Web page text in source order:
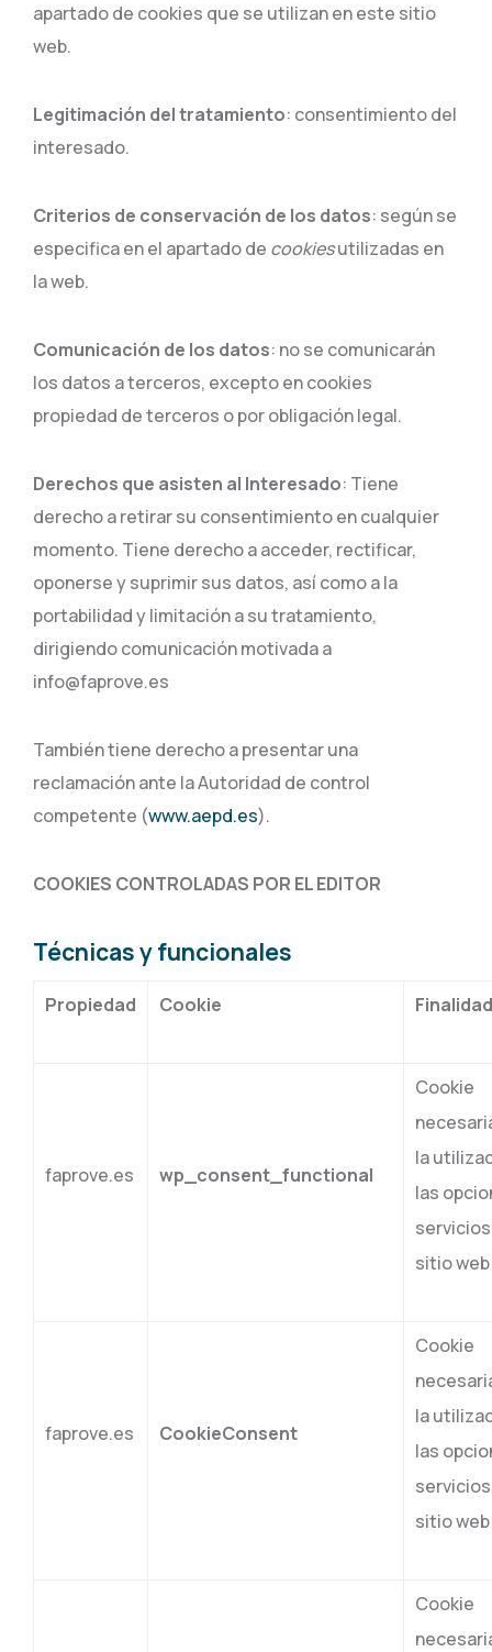
apartado de cookies que se utilizan en este sitio
web.
Legitimación del tratamiento: consentimiento del
interesado.
Criterios de conservación de los datos: según se
especifica en el apartado de cookiesutilizadas en
la web.
Comunicación de los datos: no se comunicarán
los datos a terceros, excepto en cookies
propiedad de terceros o por obligación legal.
Derechos que asisten al Interesado: Tiene
derecho a retirar su consentimiento en cualquier
momento. Tiene derecho a acceder, rectificar,
oponerse y suprimir sus datos, así como a la
portabilidad y limitación a su tratamiento,
dirigiendo comunicación motivada a
info@faprove.es
También tiene derecho a presentar una
reclamación ante la Autoridad de control
competente (www.aepd.es).
COOKIES CONTROLADAS POR EL EDITOR
Técnicas y funcionales
Propiedad Cookie Finalidad
faprove.es wp_consent_functional
Cookie
la
las
sitio web
faprove.es CookieConsent
Cookie
la
las
sitio web
Cookie